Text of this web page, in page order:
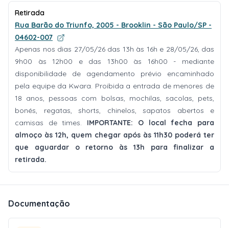
Retirada
Rua Barão do Triunfo, 2005 - Brooklin - São Paulo/SP -
04602-007
Apenas nos dias 27/05/26 das 13h às 16h e 28/05/26, das
9h00 às 12h00 e das 13h00 às 16h00 - mediante
disponibilidade de agendamento prévio encaminhado
pela equipe da Kwara. Proibida a entrada de menores de
18 anos, pessoas com bolsas, mochilas, sacolas, pets,
bonés, regatas, shorts, chinelos, sapatos abertos e
camisas de times. IMPORTANTE: O local fecha para
almoço às 12h, quem chegar após às 11h30 poderá ter
que aguardar o retorno às 13h para finalizar a
retirada.
Documentação